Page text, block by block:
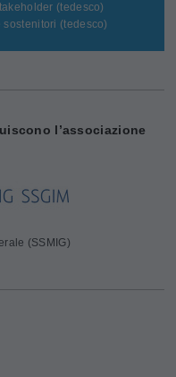
(tedesco)
sostenitori (tedesco)
l’associazione
(SSMIG)